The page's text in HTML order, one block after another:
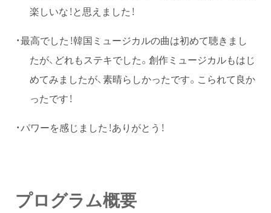
楽しいな！と思えました！
・最高でした！韓国ミュージカルの曲は初めて聴きまし
たが、どれもステキでした。創作ミュージカルもはじ
めてみましたが、素晴らしかったです。こられて良か
ったです！
・パワーを感じました！ありがとう！
プログラム概要